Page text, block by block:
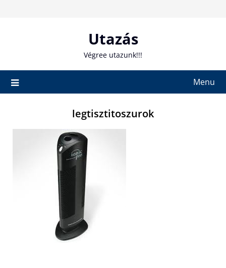
Utazás
Végree utazunk!!!
Menu
legtisztitoszurok